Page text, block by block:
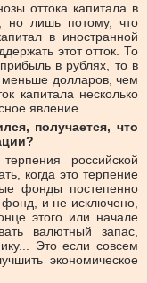
оттока капитала в
лишь потому, что
в иностранной
этот отток. То
в рублях, то в
меньше долларов, чем
капитала несколько
явление.
получается, что
российской
когда это терпение
фонды постепенно
фонд, и не исключено,
этого или начале
валютный запас,
Это если совсем
экономическое